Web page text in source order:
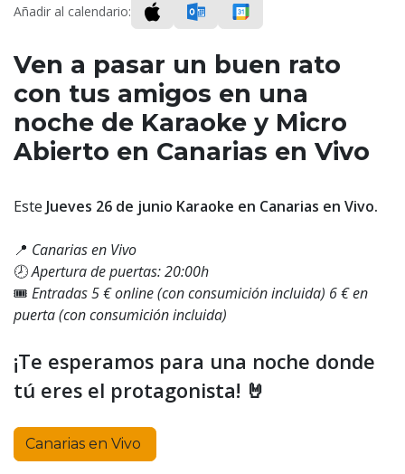
Añadir al calendario:
Ven a pasar un buen rato
con tus amigos en una
noche de Karaoke y Micro
Abierto en Canarias en Vivo
Este Jueves 26 de junio Karaoke en Canarias en Vivo.
📍 Canarias en Vivo
🕗Apertura de puertas: 20:00h
🎟️ Entradas 5 € online (con consumición incluida) 6 € en
puerta(con consumición incluida)
¡Te esperamos para una noche donde
tú eres el protagonista! 🤘
Canarias en Vivo